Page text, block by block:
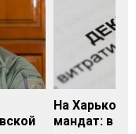
На
мандат: в